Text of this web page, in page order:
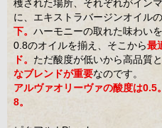
穫された場所、それぞれがイン
に、エキストラバージンオイルの
下。 ハーモニーの取れた味わい
0.8のオイルを揃え、そこから最
ド。 ただ酸度が低いから高品質
なブレンドが重要なのです。
アルヴァオリーヴァの酸度は
8。